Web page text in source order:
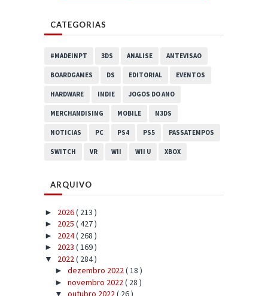
CATEGORIAS
#MADEINPT 3DS ANALISE ANTEVISAO
BOARDGAMES DS EDITORIAL EVENTOS
HARDWARE INDIE JOGOS DO ANO
MERCHANDISING MOBILE N3DS
NOTICIAS PC PS4 PS5 PASSATEMPOS
SWITCH VR WII WII U XBOX
ARQUIVO
► 2026( 213 )
► 2025 ( 427 )
► 2024( 268 )
► 2023 ( 169 )
▼ 2022( 284 )
► dezembro 2022( 18 )
► novembro 2022( 28 )
▼